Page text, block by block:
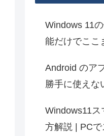
Windows 11
能だけでここ
Android のア
勝手に使えな
Windows11
方解説 | PC